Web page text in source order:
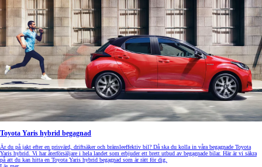
Toyota Yaris hybrid begagnad
Är du på jakt efter en prisvärd, driftsäker och bränsleeffektiv bil? Då ska du kolla in våra begagnade Toyota
Yaris hybrid. Vi har återförsäljare i hela landet som erbjuder ett brett utbud av begagnade bilar. Här är vi säkra
på att du kan hitta en Toyota Yaris hybrid begagnad som är rätt för dig.